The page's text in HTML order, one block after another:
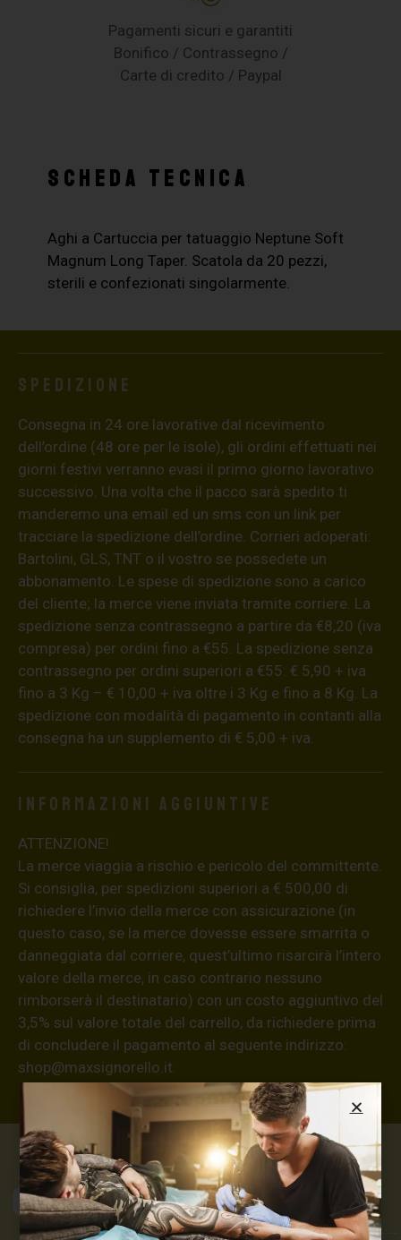
Pagamenti sicuri e garantiti
Bonifico / Contrassegno /
Carte di credito / Paypal
SCHEDA TECNICA
Aghi a Cartuccia per tatuaggio Neptune Soft
Magnum Long Taper. Scatola da 20 pezzi,
sterili e confezionati singolarmente.
Spedizione
Consegna in 24 ore lavorative dal ricevimento
dell’ordine (48 ore per le isole), gli ordini effettuati nei
giorni festivi verranno evasi il primo giorno lavorativo
successivo. Una volta che il pacco sarà spedito ti
manderemo una email ed un sms con un link per
tracciare la spedizione dell’ordine. Corrieri adoperati:
Bartolini, GLS, TNT o il vostro se possedete un
abbonamento. Le spese di spedizione sono a carico
del cliente; la merce viene inviata tramite corriere. La
spedizione senza contrassegno a partire da €8,20 (iva
compresa) per ordini fino a €55. La spedizione senza
contrassegno per ordini superiori a €55: € 5,90 + iva
fino a 3 Kg – € 10,00 + iva oltre i 3 Kg e fino a 8 Kg. La
spedizione con modalità di pagamento in contanti alla
consegna ha un supplemento di € 5,00 + iva.
Informazioni aggiuntive
ATTENZIONE!
La merce viaggia a rischio e pericolo del committente.
Si consiglia, per spedizioni superiori a € 500,00 di
richiedere l’invio della merce con assicurazione (in
questo caso, se la merce dovesse essere smarrita o
danneggiata dal corriere, quest’ultimo risarcirà l’intero
valore della merce, in caso contrario nessuno
rimborserà il destinatario) con un costo aggiuntivo del
3,5% sul valore totale del carrello, da richiedere prima
di concludere il pagamento al seguente indirizzo:
shop@maxsignorello.it
Max Signorello
Tattoo Supply